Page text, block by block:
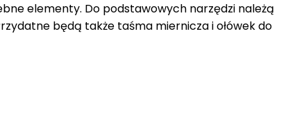
elementy. Do podstawowych narzędzi należą
będą także taśma miernicza i ołówek do